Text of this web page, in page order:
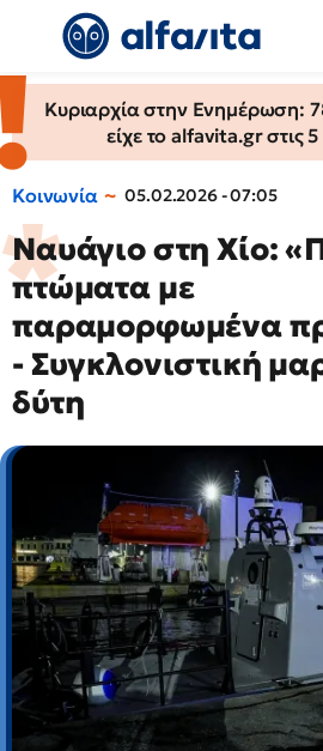
Κυριαρχία στην Ενημέρωση:
είχε το alfavita.gr στις
Κοινωνία 05.02.2026 - 07:05
Ναυάγιο στη Χίο:
πτώματα με
παραμορφωμένα
- Συγκλονιστική
δύτη